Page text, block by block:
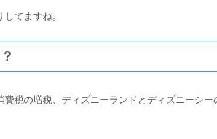
てますね。
税の増税、ディズニーランドとディズニーシー